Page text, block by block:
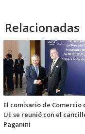
Relacionadas
El comisario de Comercio
UE se reunió con el
Paganini